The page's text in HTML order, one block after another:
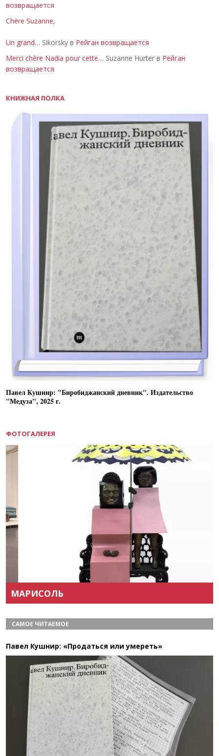
возвращается
Chère Suzanne,
Un grand… Sikorsky в Рейган возвращается
Merci chère Nadia pour cette… Suzanne Hurter в Рейган
возвращается
КНИЖНАЯ ПОЛКА
Павел Кушнир: "Биробиджанский дневник". Издательство
"Медуза", 2025 г.
ФОТОГАЛЕРЕЯ
МАРИСОЛЬ
САМОЕ ЧИТАЕМОЕ
Павел Кушнир: «Продаться или умереть»